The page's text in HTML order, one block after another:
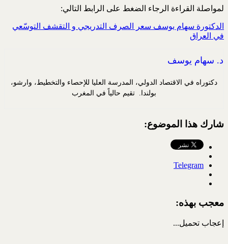
لمواصلة القراءة الرجاء الضغط على الرابط التالي:‏
الدكتورة سهام يوسف سعر الصرف التدريجي و التقشف التوسّعي
في العراق
د. سهام يوسف
دكتوراه في الاقتصاد الدولي، المدرسة العليا للإحصاء والتخطيط، وارشو،
بولندا. تقيم حالياً في المغرب
شارك هذا الموضوع:
Telegram
معجب بهذه:
إعجاب تحميل...